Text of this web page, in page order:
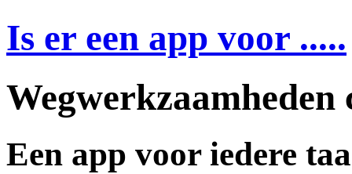
Is er een app voor .....
Wegwerkzaamheden
Een app voor iedere